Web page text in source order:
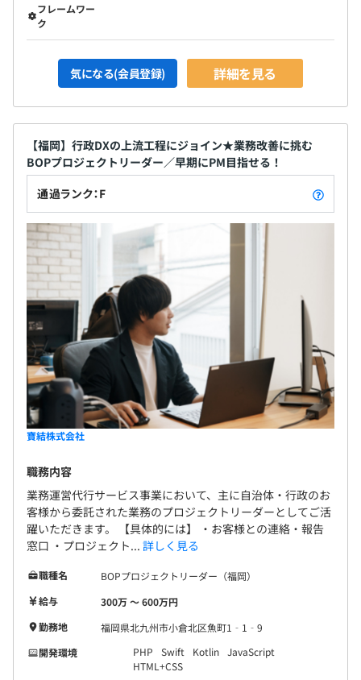
フレームワー
ク
気になる(会員登録) 詳細を見る
【福岡】行政DXの上流工程にジョイン★業務改善に挑む
BOPプロジェクトリーダー／早期にPM目指せる！
通過ランク：F
寶結株式会社
職務内容
業務運営代行サービス事業において、主に自治体・行政のお
客様から委託された業務のプロジェクトリーダーとしてご活
躍いただきます。 【具体的には】 ・お客様との連絡・報告
窓口 ・プロジェクト... 詳しく見る
職種名
BOPプロジェクトリーダー（福岡）
給与
300万 〜 600万円
勤務地
福岡県北九州市小倉北区魚町1‐1‐9
開発環境
PHP Swift Kotlin JavaScript
HTML+CSS